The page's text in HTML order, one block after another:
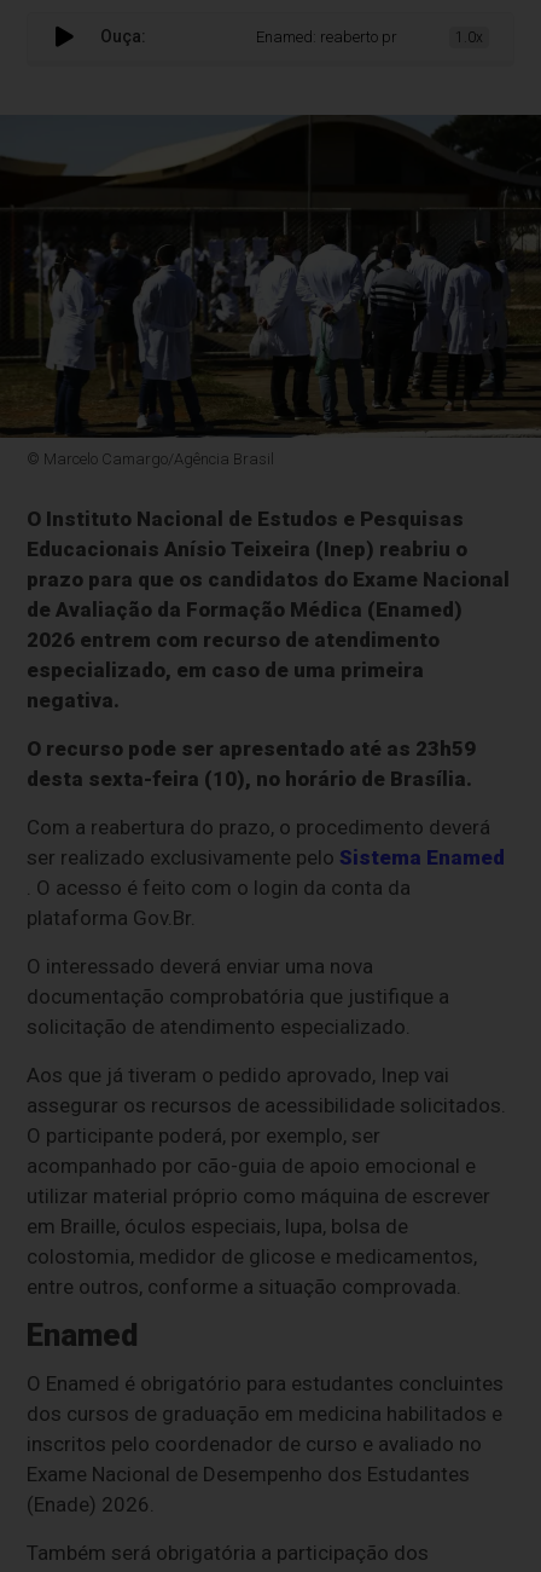
Ouça: Enamed: reaberto prazo de recurso de
1.0x
© Marcelo Camargo/Agência Brasil
O Instituto Nacional de Estudos e Pesquisas
Educacionais Anísio Teixeira (Inep) reabriu o
prazo para que os candidatos do Exame Nacional
de Avaliação da Formação Médica (Enamed)
2026 entrem com recurso de atendimento
especializado, em caso de uma primeira
negativa.
O recurso pode ser apresentado até as 23h59
desta sexta-feira (10), no horário de Brasília.
Com a reabertura do prazo, o procedimento deverá
ser realizado exclusivamente pelo Sistema Enamed
. O acesso é feito com o login da conta da
plataforma Gov.Br.
O interessado deverá enviar uma nova
documentação comprobatória que justifique a
solicitação de atendimento especializado.
Aos que já tiveram o pedido aprovado, Inep vai
assegurar os recursos de acessibilidade solicitados.
O participante poderá, por exemplo, ser
acompanhado por cão-guia de apoio emocional e
utilizar material próprio como máquina de escrever
em Braille, óculos especiais, lupa, bolsa de
colostomia, medidor de glicose e medicamentos,
entre outros, conforme a situação comprovada.
Enamed
O Enamed é obrigatório para estudantes concluintes
dos cursos de graduação em medicina habilitados e
inscritos pelo coordenador de curso e avaliado no
Exame Nacional de Desempenho dos Estudantes
(Enade) 2026.
Também será obrigatória a participação dos